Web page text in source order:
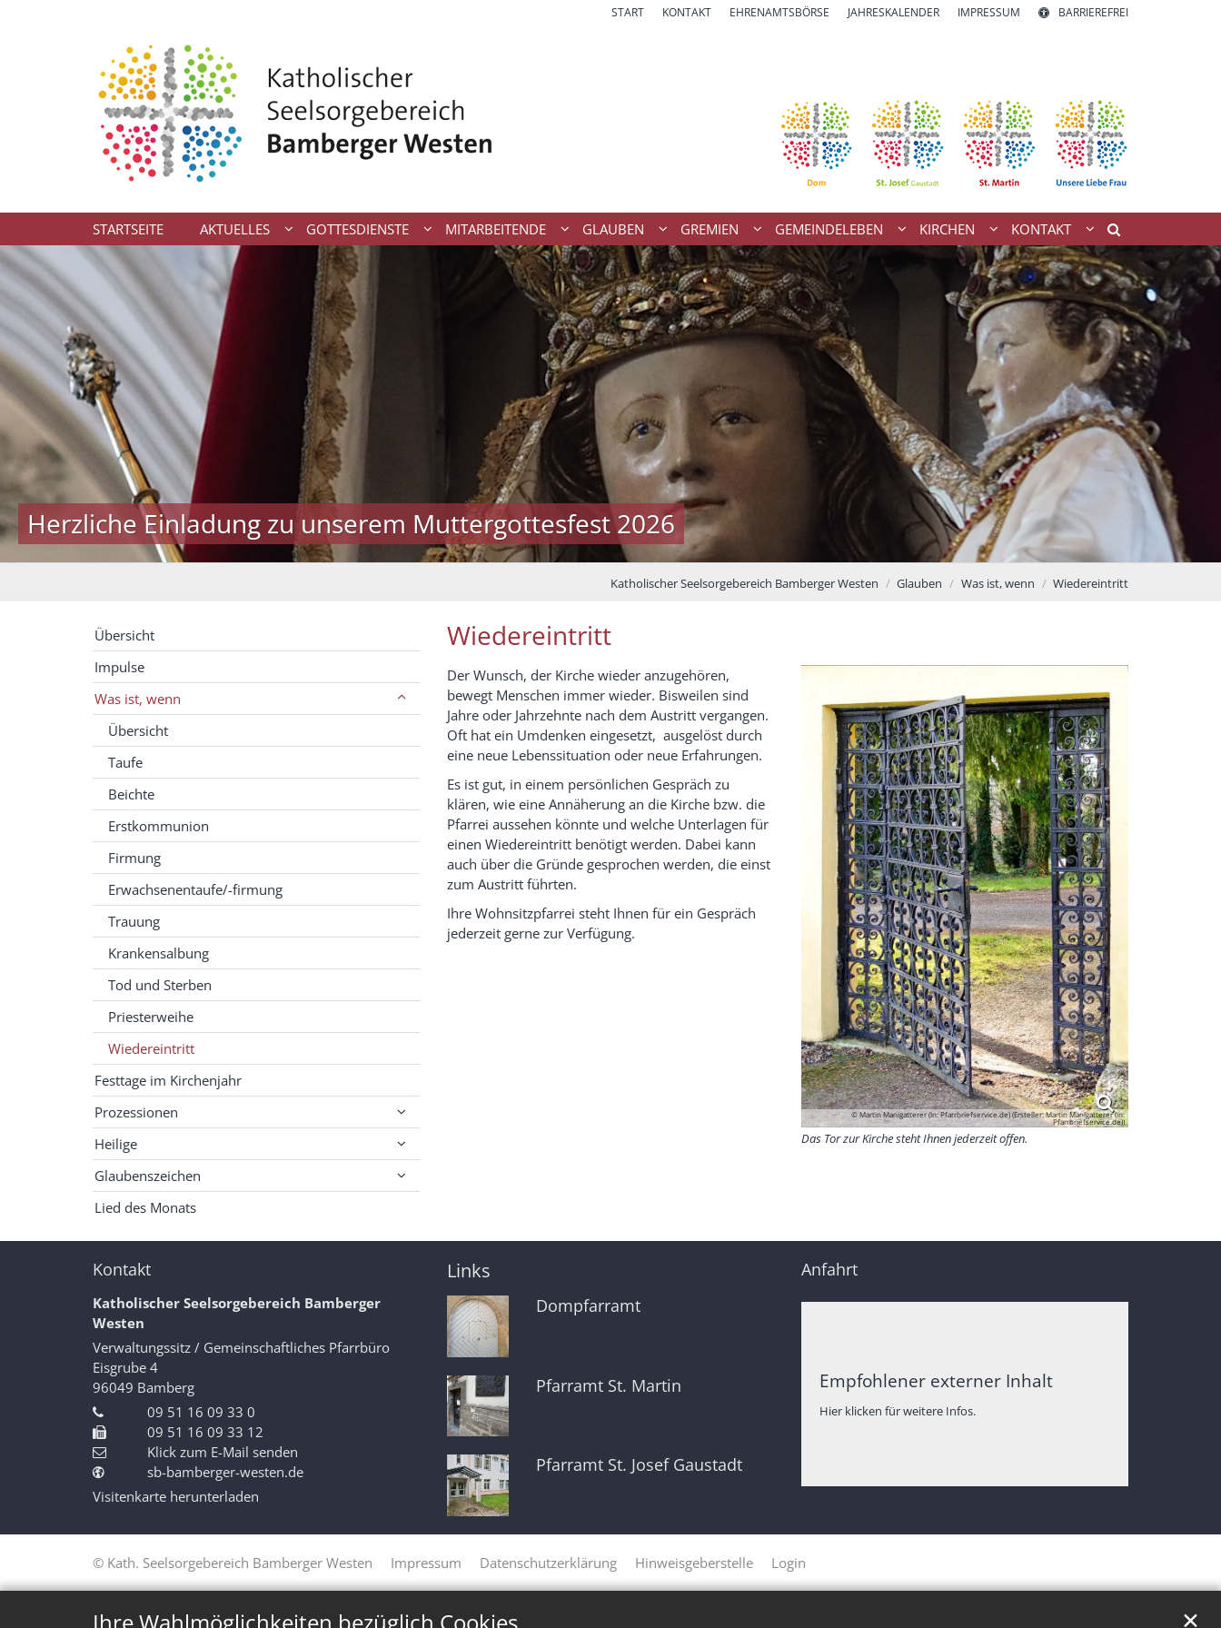
✕
START KONTAKT EHRENAMTSBÖRSE JAHRESKALENDER IMPRESSUM BARRIEREFREI
STARTSEITE AKTUELLES GOTTESDIENSTE MITARBEITENDE GLAUBEN GREMIEN GEMEINDELEBEN KIRCHEN KONTAKT
Herzliche Einladung zu unserem Muttergottesfest 2026
Katholischer Seelsorgebereich Bamberger Westen Glauben Was ist, wenn Wiedereintritt
Wiedereintritt
© Martin Manigatterer (In: Pfarrbriefservice.de) (Ersteller: Martin Manigatterer (In:
Pfarrbriefservice.de))
Das Tor zur Kirche steht Ihnen jederzeit offen.
Der Wunsch, der Kirche wieder anzugehören,
bewegt Menschen immer wieder. Bisweilen sind
Jahre oder Jahrzehnte nach dem Austritt vergangen.
Oft hat ein Umdenken eingesetzt, ausgelöst durch
eine neue Lebenssituation oder neue Erfahrungen.
Es ist gut, in einem persönlichen Gespräch zu
klären, wie eine Annäherung an die Kirche bzw. die
Pfarrei aussehen könnte und welche Unterlagen für
einen Wiedereintritt benötigt werden. Dabei kann
auch über die Gründe gesprochen werden, die einst
zum Austritt führten.
Ihre Wohnsitzpfarrei steht Ihnen für ein Gespräch
jederzeit gerne zur Verfügung.
Übersicht
Impulse
Was ist, wenn
Übersicht
Taufe
Beichte
Erstkommunion
Firmung
Erwachsenentaufe/-firmung
Trauung
Krankensalbung
Tod und Sterben
Priesterweihe
Wiedereintritt
Festtage im Kirchenjahr
Prozessionen
Heilige
Glaubenszeichen
Lied des Monats
Kontakt
Katholischer Seelsorgebereich Bamberger
Westen
Verwaltungssitz / Gemeinschaftliches Pfarrbüro
Eisgrube 4
96049 Bamberg
09 51 16 09 33 0
09 51 16 09 33 12
Klick zum E-Mail senden
sb-bamberger-westen.de
Visitenkarte herunterladen
Links
Dompfarramt
Pfarramt St. Martin
Pfarramt St. Josef Gaustadt
Anfahrt
Empfohlener externer Inhalt
Hier klicken für weitere Infos.
© Kath. Seelsorgebereich Bamberger Westen Impressum Datenschutzerklärung Hinweisgeberstelle Login